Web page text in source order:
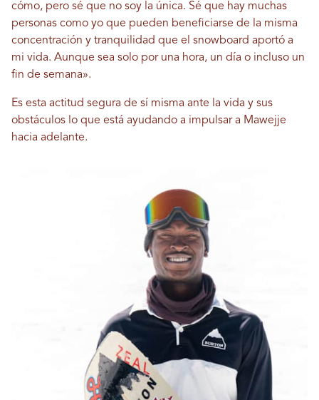
cómo, pero sé que no soy la única. Sé que hay muchas
personas como yo que pueden beneficiarse de la misma
concentración y tranquilidad que el snowboard aportó a
mi vida. Aunque sea solo por una hora, un día o incluso un
fin de semana».
Es esta actitud segura de sí misma ante la vida y sus
obstáculos lo que está ayudando a impulsar a Mawejje
hacia adelante.